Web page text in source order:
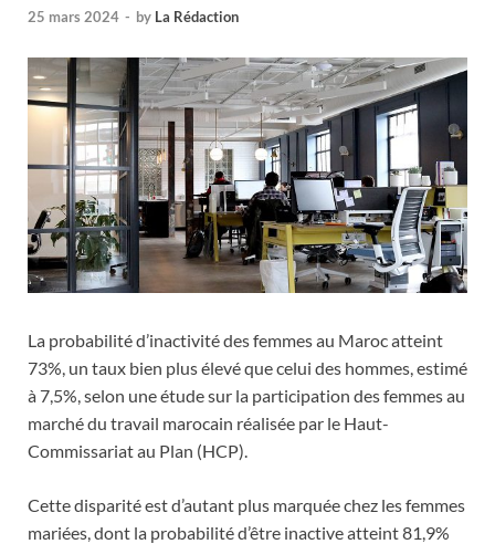
25 mars 2024 - by La Rédaction
La probabilité d’inactivité des femmes au Maroc atteint
73%, un taux bien plus élevé que celui des hommes, estimé
à 7,5%, selon une étude sur la participation des femmes au
marché du travail marocain réalisée par le Haut-
Commissariat au Plan (HCP).
Cette disparité est d’autant plus marquée chez les femmes
mariées, dont la probabilité d’être inactive atteint 81,9%